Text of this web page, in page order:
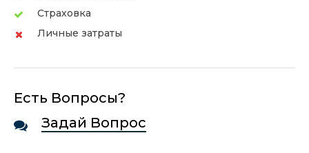
Страховка
Личные затраты
Есть Вопросы?
Задай Вопрос